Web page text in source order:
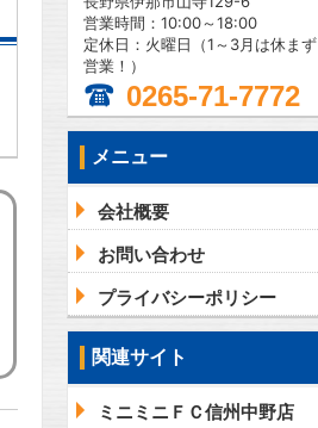
営業時間：10:00～18:00
定休日：火曜日（1～3月は休まず
営業！）
0265-71-7772
メニュー
会社概要
お問い合わせ
プライバシーポリシー
関連サイト
ミニミニＦＣ信州中野店